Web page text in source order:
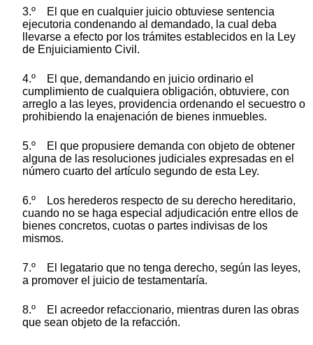
3.º El que en cualquier juicio obtuviese sentencia
ejecutoria condenando al demandado, la cual deba
llevarse a efecto por los trámites establecidos en la Ley
de Enjuiciamiento Civil.
4.º El que, demandando en juicio ordinario el
cumplimiento de cualquiera obligación, obtuviere, con
arreglo a las leyes, providencia ordenando el secuestro o
prohibiendo la enajenación de bienes inmuebles.
5.º El que propusiere demanda con objeto de obtener
alguna de las resoluciones judiciales expresadas en el
número cuarto del artículo segundo de esta Ley.
6.º Los herederos respecto de su derecho hereditario,
cuando no se haga especial adjudicación entre ellos de
bienes concretos, cuotas o partes indivisas de los
mismos.
7.º El legatario que no tenga derecho, según las leyes,
a promover el juicio de testamentaría.
8.º El acreedor refaccionario, mientras duren las obras
que sean objeto de la refacción.